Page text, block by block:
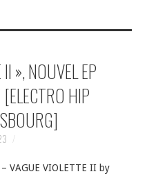
», NOUVEL EP
HIP
VAGUE VIOLETTE II by